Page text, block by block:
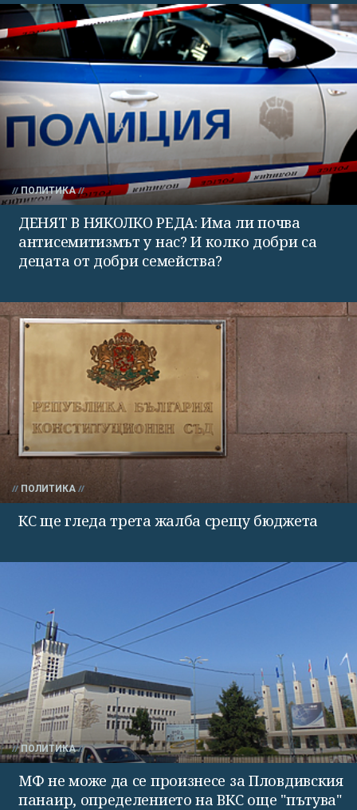
ПОЛИТИКА
ДЕНЯТ В НЯКОЛКО РЕДА: Има ли почва
антисемитизмът у нас? И колко добри са
децата от добри семейства?
ПОЛИТИКА
КС ще гледа трета жалба срещу бюджета
ПОЛИТИКА
МФ не може да се произнесе за Пловдивския
панаир, определението на ВКС още "пътува"